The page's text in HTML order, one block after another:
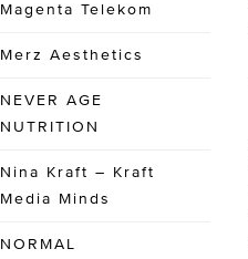
Magenta Telekom
Merz Aesthetics
NEVER AGE
NUTRITION
Nina Kraft – Kraft
Media Minds
NORMAL